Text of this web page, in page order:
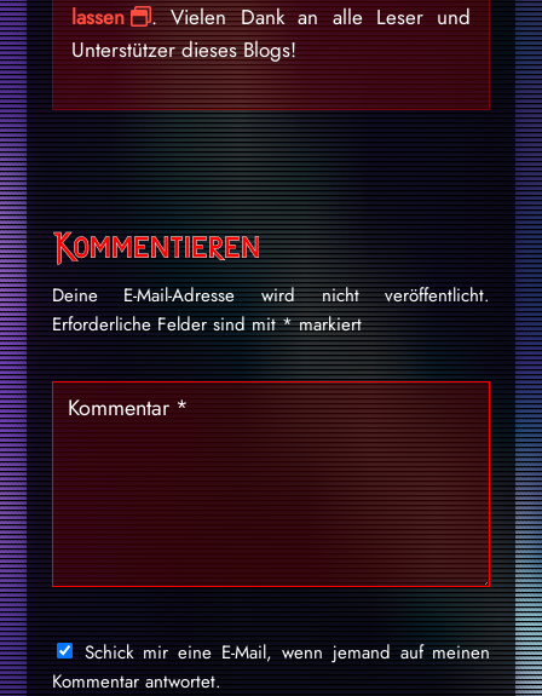
lassen
. Vielen Dank an alle Leser und
Unterstützer dieses Blogs!
Kommentieren
Deine E-Mail-Adresse wird nicht veröffentlicht.
Erforderliche Felder sind mit*markiert
Schick mir eine E-Mail, wenn jemand auf meinen
Kommentar antwortet.